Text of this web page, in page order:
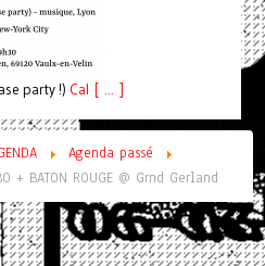
party !) Cal [ ... ]
Agenda passé
+ BATON ROUGE @ Grnd Gerland